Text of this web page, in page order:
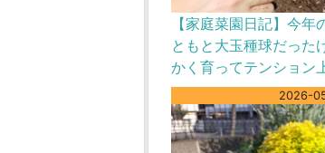
【家庭菜園日記】今年
ともと大玉種球だった
かく育ってテンション
2026-